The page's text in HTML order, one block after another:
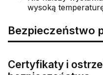
wysoką
Bezpieczeństwo
Certyfikaty i